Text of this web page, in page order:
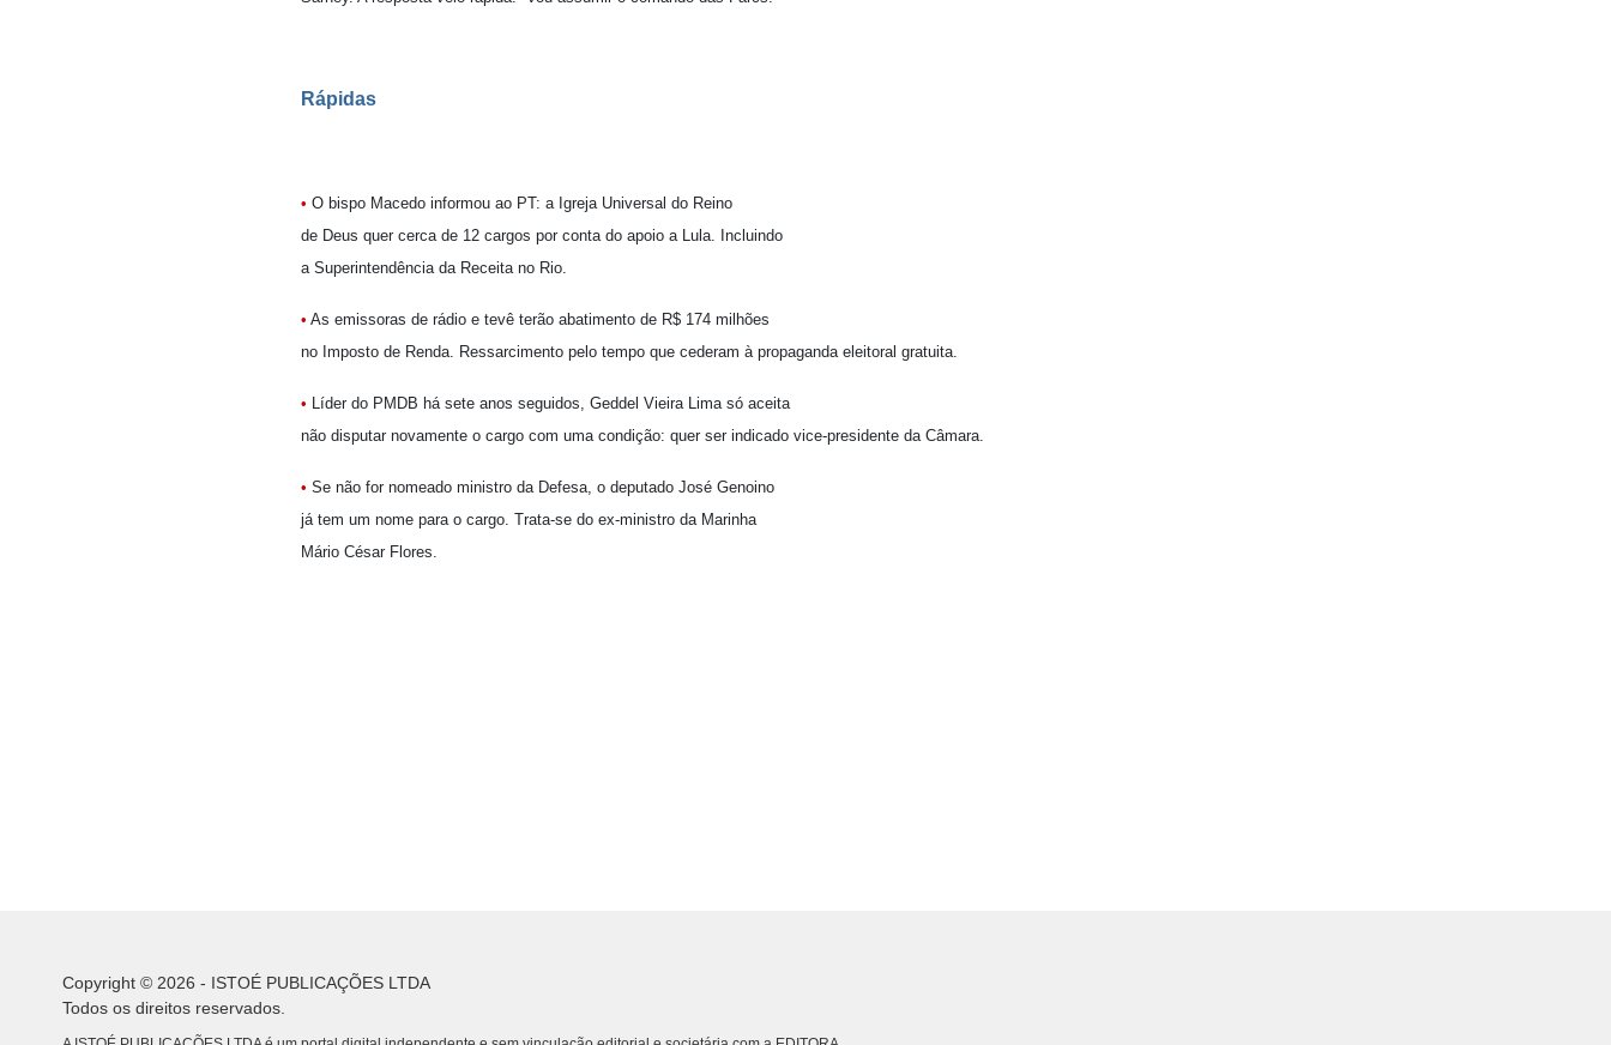
Rápidas
• O bispo Macedo informou ao PT: a Igreja Universal do Reino
de Deus quer cerca de 12 cargos por conta do apoio a Lula. Incluindo
a Superintendência da Receita no Rio.
• As emissoras de rádio e tevê terão abatimento de R$ 174 milhões
no Imposto de Renda. Ressarcimento pelo tempo que cederam à propaganda eleitoral gratuita.
• Líder do PMDB há sete anos seguidos, Geddel Vieira Lima só aceita
não disputar novamente o cargo com uma condição: quer ser indicado vice-presidente da Câmara.
• Se não for nomeado ministro da Defesa, o deputado José Genoino
já tem um nome para o cargo. Trata-se do ex-ministro da Marinha
Mário César Flores.
Copyright © 2026 - ISTOÉ PUBLICAÇÕES LTDA
Todos os direitos reservados.